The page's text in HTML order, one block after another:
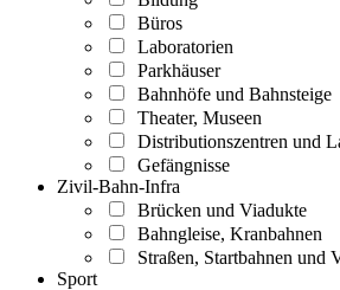
Büros
Laboratorien
Parkhäuser
Bahnhöfe und Bahnsteige
Theater, Museen
Distributionszentren und
Gefängnisse
Zivil-Bahn-Infra
Brücken und Viadukte
Bahngleise, Kranbahnen
Straßen, Startbahnen und
Sport